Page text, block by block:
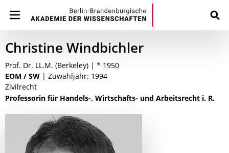
Christine Windbichler
Prof. Dr. LL.M. (Berkeley) | * 1950
EOM / SW | Zuwahljahr: 1994
Zivilrecht
Professorin für Handels-, Wirtschafts- und Arbeitsrecht i. R.